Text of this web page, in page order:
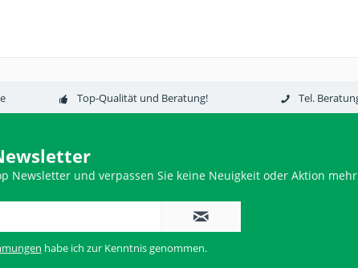
Top-Qualität und Beratung! Tel.
Newsletter und verpassen Sie keine Neuigkeit oder Aktion
habe ich zur Kenntnis genommen.